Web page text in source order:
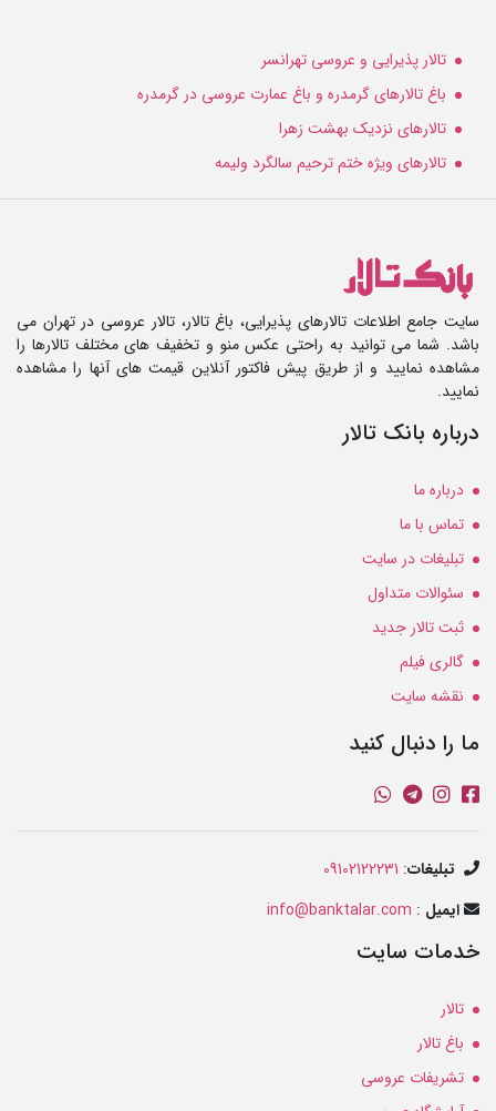
تالار پذیرایی و عروسی تهرانسر
باغ تالارهای گرمدره و باغ عمارت عروسی در گرمدره
تالارهای نزدیک بهشت زهرا
تالارهای ویژه ختم ترحیم سالگرد ولیمه
سایت جامع اطلاعات تالارهای پذیرایی، باغ تالار، تالار عروسی در تهران می
باشد. شما می توانید به راحتی عکس منو و تخفیف های مختلف تالارها را
مشاهده نمایید و از طریق پیش فاکتور آنلاین قیمت های آنها را مشاهده
نمایید.
درباره بانک تالار
درباره ما
تماس با ما
تبلیغات در سایت
سئوالات متداول
ثبت تالار جدید
گالری فیلم
نقشه سایت
ما را دنبال کنید
تبلیغات:
09102122231
ایمیل :
info@banktalar.com
خدمات سایت
تالار
باغ تالار
تشریفات عروسی